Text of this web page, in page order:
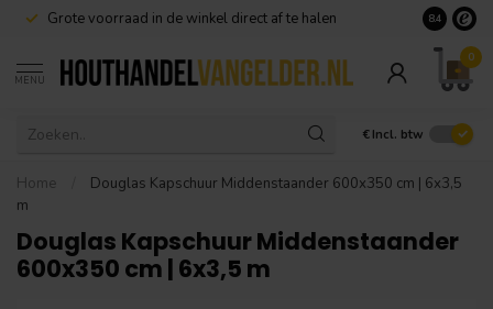
Grote voorraad in de winkel direct af te halen 8.4
MENU
0
€ Incl. btw
Home
Douglas Kapschuur Middenstaander 600x350 cm | 6x3,5
m
Douglas Kapschuur Middenstaander
600x350 cm | 6x3,5 m